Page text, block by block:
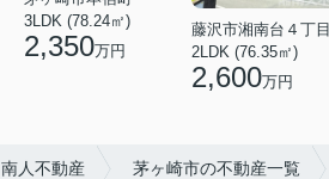
3LDK (78.24㎡)
2,350万円
藤沢市湘南台４丁目
2LDK (76.35㎡)
2,600万円
人不動産 茅ヶ崎市の不動産一覧